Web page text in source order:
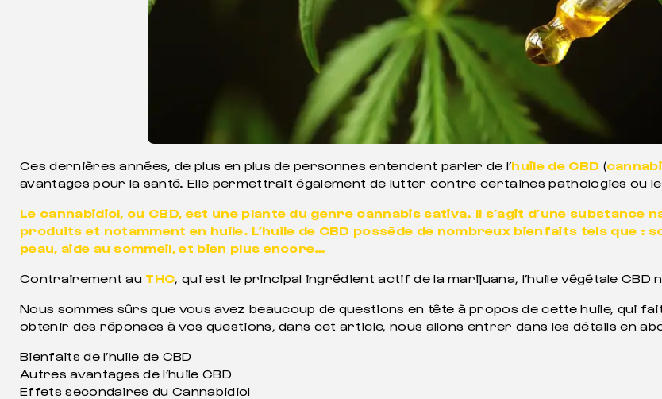
Ces dernières années, de plus en plus de personnes entendent parler de l’huile de CBD (
avantages pour la santé. Elle permettrait également de lutter contre certaines pathologies ou
Le cannabidiol, ou CBD, est une plante du genre cannabis sativa. Il s’agit d’une
produits et notamment en huile. L’huile de CBD possède de nombreux bienfaits tels que :
peau, aide au sommeil, et bien plus encore…
Contrairement au THC , qui est le principal ingrédient actif de la marijuana, l’huile végétale CBD
Nous sommes sûrs que vous avez beaucoup de questions en tête à propos de cette huile, qui
obtenir des réponses à vos questions, dans cet article, nous allons entrer dans les détails en
Bienfaits de l’huile de CBD
Autres avantages de l’huile CBD
Effets secondaires du Cannabidiol